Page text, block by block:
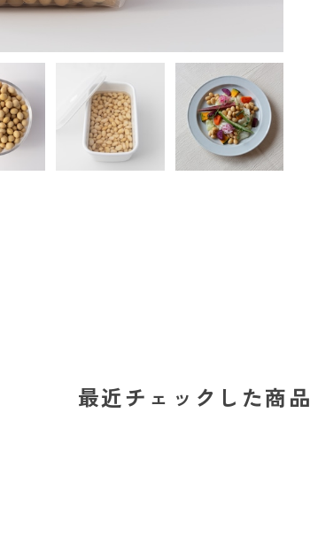
最近チェックした商品